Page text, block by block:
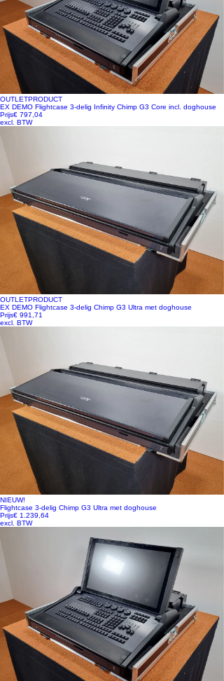
OUTLETPRODUCT
EX DEMO Flightcase 3-delig Infinity Chimp G3 Core incl. doghouse
Prijs€ 797,04
excl. BTW
OUTLETPRODUCT
EX DEMO Flightcase 3-delig Chimp G3 Ultra met doghouse
Prijs€ 991,71
excl. BTW
NIEUW!
Flightcase 3-delig Chimp G3 Ultra met doghouse
Prijs€ 1.239,64
excl. BTW